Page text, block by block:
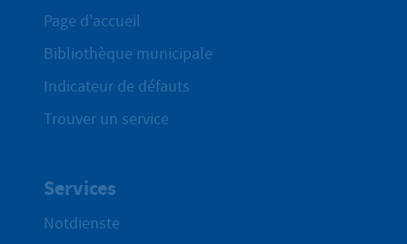
Page d'accueil
Bibliothèque municipale
Indicateur de défauts
Trouver un service
Services
Notdienste